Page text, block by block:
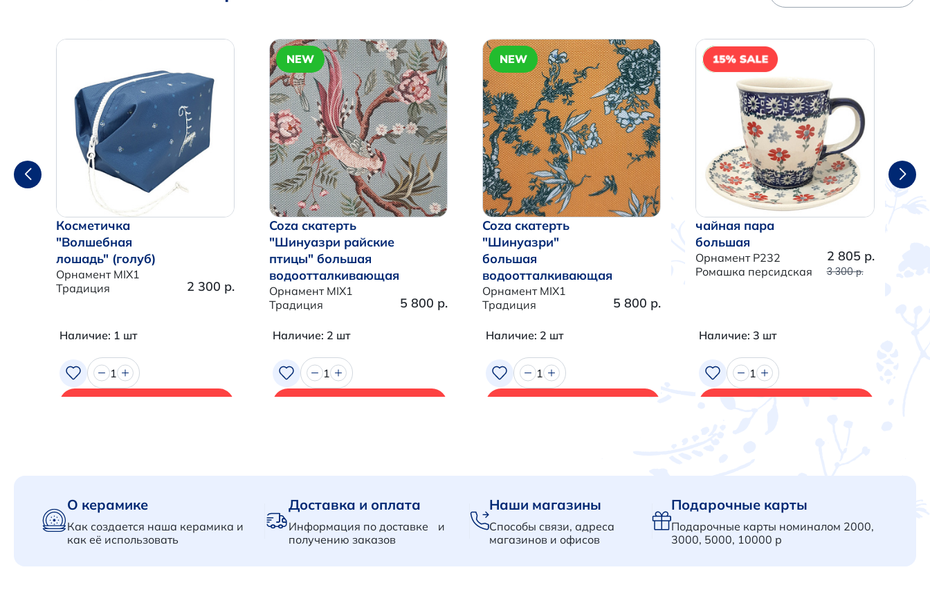
Косметичка
"Волшебная
лошадь" (голуб)
Орнамент MIX1
Традиция
2 300 р.
Наличие: 1 шт
1
NEW
Coza скатерть
"Шинуазри райские
птицы" большая
водоотталкивающая
Орнамент MIX1
Традиция
5 800 р.
Наличие: 2 шт
1
NEW
Coza скатерть
"Шинуазри"
большая
водоотталкивающая
Орнамент MIX1
Традиция
5 800 р.
Наличие: 2 шт
1
NEW
чайная пара
большая
Орнамент P232
Ромашка персидская
2 805 р.
3 300 р.
Наличие: 3 шт
1
О керамике
Как создается наша керамика и
как её использовать
Доставка и оплата
Информация по доставке и
получению заказов
Наши магазины
Способы связи, адреса
магазинов и офисов
Подарочные карты
Подарочные карты номиналом 2000,
3000, 5000, 10000 р